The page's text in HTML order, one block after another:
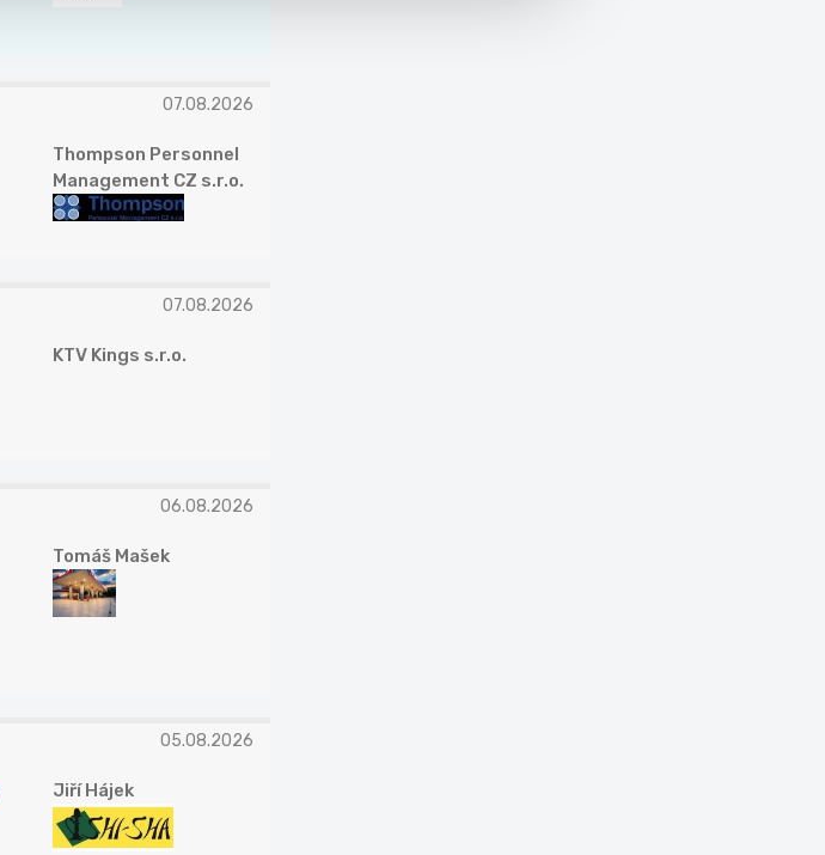
07.08.2026
Thompson Personnel
Management CZ s.r.o.
07.08.2026
KTV Kings s.r.o.
06.08.2026
Tomáš Mašek
05.08.2026
Jiří Hájek